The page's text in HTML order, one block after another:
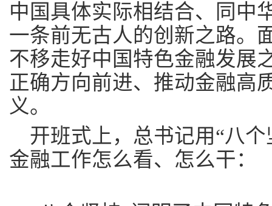
中国具体实际相结合、同中
一条前无古人的创新之路。
不移走好中国特色金融发展
正确方向前进、推动金融高
义。
开班式上，总书记用“八
金融工作怎么看、怎么干：